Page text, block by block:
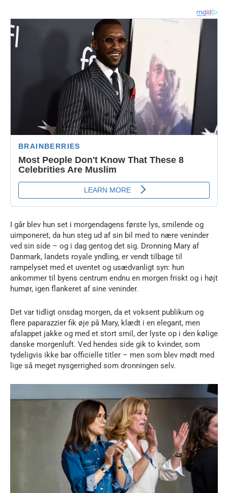
I går blev hun set i morgendagens første lys, smilende og
uimponeret, da hun steg ud af sin bil med to nære veninder
ved sin side – og i dag gentog det sig. Dronning Mary af
Danmark, landets royale yndling, er vendt tilbage til
rampelyset med et uventet og usædvanligt syn: hun
ankommer til byens centrum endnu en morgen friskt og i højt
humør, igen flankeret af sine veninder.
Det var tidligt onsdag morgen, da et voksent publikum og
flere paparazzier fik øje på Mary, klædt i en elegant, men
afslappet jakke og med et stort smil, der lyste op i den kølige
danske morgenluft. Ved hendes side gik to kvinder, som
tydeligvis ikke bar officielle titler – men som blev mødt med
lige så meget nysgerrighed som dronningen selv.